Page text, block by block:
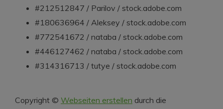
#212512847 / Parilov / stock.adobe.com
#180636964 / Aleksey / stock.adobe.com
#772541672 / nataba / stock.adobe.com
#446127462 / nataba / stock.adobe.com
#314316713 / tutye / stock.adobe.com
Copyright © Webseiten erstellen durch die